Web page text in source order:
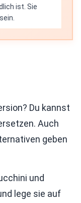
ist. Sie
Du kannst
Auch
geben
und
lege sie auf